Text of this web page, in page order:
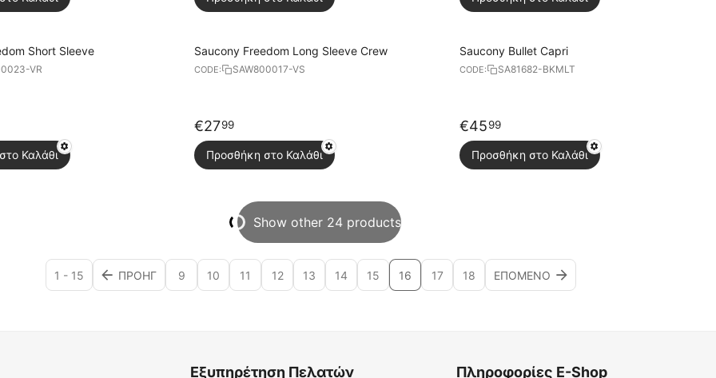
Short Sleeve
VR
Καλάθι
Saucony Freedom Long Sleeve Crew
CODE: SAW800017-VS
€2799
Προσθήκη στο Καλάθι
Saucony Bullet Capri
CODE: SA81682-BKMLT
€4599
Προσθήκη στο Καλάθι
Show other 24 products
1 - 15 ΠΡΟΗΓ 9 10 11 12 13 14 15 16 17 18 ΕΠΌΜΕΝΟ
Εξυπηρέτηση Πελατών Πληροφορίες E-Shop